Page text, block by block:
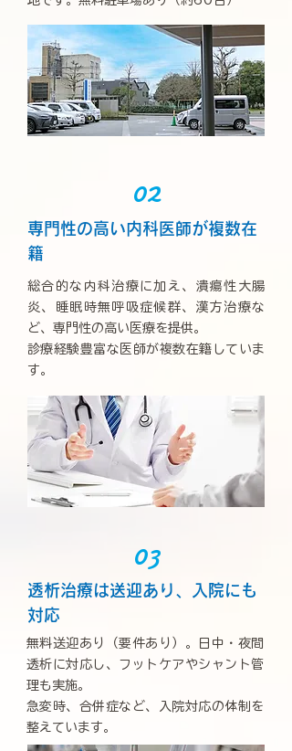
専門性の高い内科医師が複数在
籍
総合的な内科治療に加え、潰瘍性大腸
炎、睡眠時無呼吸症候群、漢方治療な
ど、専門性の高い医療を提供。
診療経験豊富な医師が複数在籍していま
す。
02
透析治療は送迎あり、入院にも
対応
無料送迎あり（要件あり）。日中・夜間
透析に対応し、フットケアやシャント管
理も実施。
急変時、合併症など、入院対応の体制を
整えています。
03